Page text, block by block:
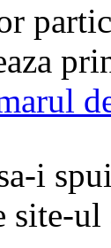
i
site-ul